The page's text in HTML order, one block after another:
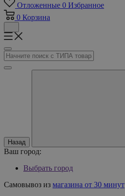
Отложенные 0 Избранное
0 Корзина
Назад
Ваш город:
Выбрать город
Самовывоз из магазина от 30 минут